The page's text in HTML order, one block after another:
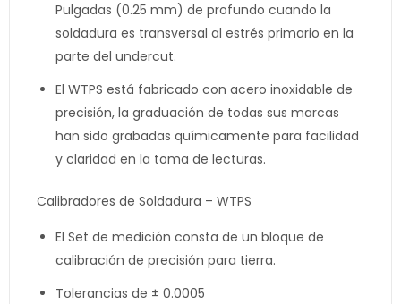
Pulgadas (0.25 mm) de profundo cuando la
soldadura es transversal al estrés primario en la
parte del undercut.
El WTPS está fabricado con acero inoxidable de
precisión, la graduación de todas sus marcas
han sido grabadas químicamente para facilidad
y claridad en la toma de lecturas.
Calibradores de Soldadura – WTPS
El Set de medición consta de un bloque de
calibración de precisión para tierra.
Tolerancias de ± 0.0005